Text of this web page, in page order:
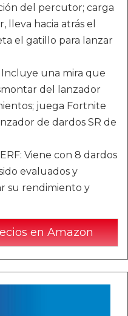
del percutor; carga
lleva hacia atrás el
el gatillo para lanzar
Incluye una mira que
del lanzador
juega Fortnite
de dardos SR de
Viene con 8 dardos
evaluados y
su rendimiento y
en Amazon